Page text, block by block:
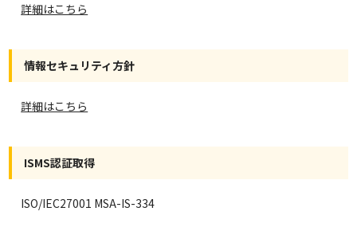
詳細はこちら
情報セキュリティ方針
詳細はこちら
ISMS認証取得
ISO/IEC27001 MSA-IS-334